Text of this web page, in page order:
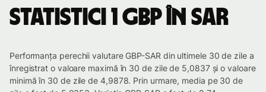
Statistici 1 GBP în SAR
Performanța perechii valutare GBP-SAR din ultimele 30 de zile a
înregistrat o valoare maximă în 30 de zile de 5,0837 și o valoare
minimă în 30 de zile de 4,9878. Prin urmare, media pe 30 de